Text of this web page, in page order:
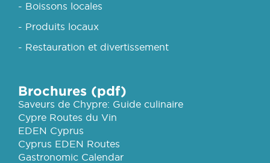
- Boissons locales
- Produits locaux
- Restauration et divertissement
Brochures (pdf)
Saveurs de Chypre: Guide culinaire
Cypre Routes du Vin
EDEN Cyprus
Cyprus EDEN Routes
Gastronomic Calendar